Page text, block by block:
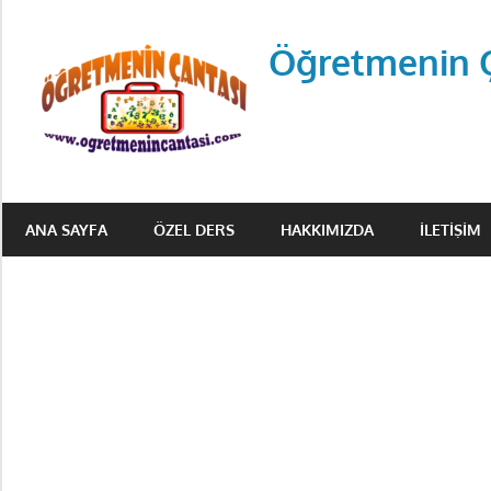
content
Öğretmenin
Halka
ANA SAYFA ÖZEL DERS HAKKIMIZDA İLETIŞIM